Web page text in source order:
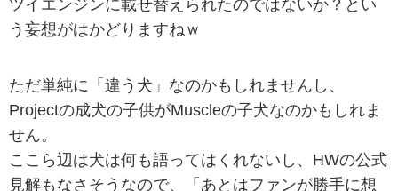
ツイエンジンに載せ替えられたのではないか？とい
う妄想がはかどりますねｗ
ただ単純に「違う犬」なのかもしれませんし、
Projectの成犬の子供がMuscleの子犬なのかもしれま
せん。
ここら辺は犬は何も語ってはくれないし、HWの公式
見解もなさそうなので、「あとはファンが勝手に想